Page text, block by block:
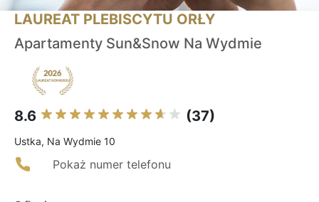
LAUREAT PLEBISCYTU ORŁY
Apartamenty Sun&Snow Na Wydmie
8.6 (37)
Ustka, Na Wydmie 10
Pokaż numer telefonu